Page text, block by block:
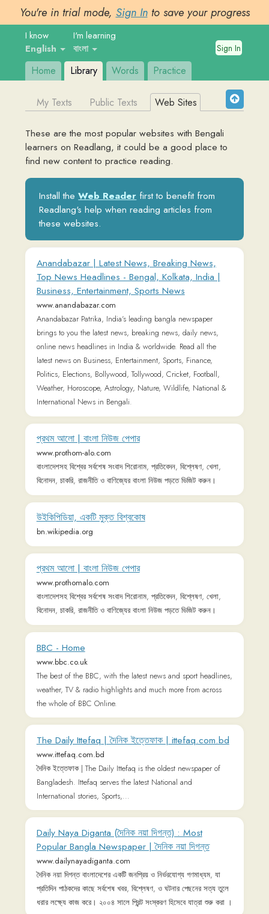
You're in trial mode, Sign In to save your progress
I know
English
I'm learning
বাংলা
Home Library Words Practice
learners on Readlang, it could be a good place to
find new content to practice reading.
Web Reader
first to benefit from
Readlang's help when reading articles from
these websites.
Anandabazar | Latest News, Breaking News,
Top News Headlines - Bengal, Kolkata, India |
www.anandabazar.com
Anandabazar Patrika, India's leading bangla newspaper
brings to you the latest news, breaking news, daily news,
online news headlines in India & worldwide. Read all the
latest news on Business, Entertainment, Sports, Finance,
Politics, Elections, Bollywood, Tollywood, Cricket, Football,
Weather, Horoscope, Astrology, Nature, Wildlife, National &
International News in Bengali.
প্রথম আলো | বাংলা নিউজ পেপার
www.prothom-alo.com
বাংলাদেশসহ বিশ্বের সর্বশেষ সংবাদ শিরোনাম, প্রতিবেদন, বিশ্লেষণ, খেলা,
বিনোদন, চাকরি, রাজনীতি ও বাণিজ্যের বাংলা নিউজ পড়তে ভিজিট করুন।
উইকিপিডিয়া, একটি মুক্ত বিশ্বকোষ
bn.wikipedia.org
প্রথম আলো | বাংলা নিউজ পেপার
বাংলাদেশসহ বিশ্বের সর্বশেষ সংবাদ শিরোনাম, প্রতিবেদন, বিশ্লেষণ, খেলা,
বিনোদন, চাকরি, রাজনীতি ও বাণিজ্যের বাংলা নিউজ পড়তে ভিজিট করুন।
BBC - Home
www.bbc.co.uk
The best of the BBC, with the latest news and sport headlines,
weather, TV & radio highlights and much more from across
the whole of BBC Online.
The Daily Ittefaq | দৈনিক ইত্তেফাক | ittefaq.com.bd
দৈনিক ইত্তেফাক | The Daily Ittefaq is the oldest newspaper of
Bangladesh. Ittefaq serves the latest National and
International stories, Sports,...
Daily Naya Diganta (দৈনিক নয়া দিগন্ত) : Most
Popular Bangla Newspaper | দৈনিক নয়া দিগন্ত
www.dailynayadiganta.com
দৈনিক নয়া দিগন্ত বাংলাদেশের একটি জনপ্রিয় ও নির্ভরযোগ্য গণমাধ্যম, যা
প্রতিদিন পাঠকদের কাছে সর্বশেষ খবর, বিশ্লেষণ, ও ঘটনার পেছনের সত্য তুলে
ধরার লক্ষ্যে কাজ করে। ২০০৪ সালে প্রিন্ট সংস্করণ হিসেবে যাত্রা শুরু করা ।
রবীন্দ্র রচনাবলী | রবীন্দ্র রচনাবলীরবীন্দ্র রচনাবলী | রবীন্দ্র রচনাবলী
www.rabindra-rachanabali.nltr.org
rabindra,rabindranath,gitanjali,rabindra sangeet,রবীন্দ্রনাথ
রবিরচনা অবতরণিকা | উপন্যাস | গল্প | ‌নাটক | গান | কবিতা | প্রবন্ধ | অচলিত
সংগ্রহ
বাংলাদেশ ও বিশ্বের সর্বশেষ সংবাদ | দ্য ডেইলি স্টার বাংলা
bangla.thedailystar.net